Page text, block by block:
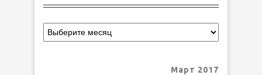
Март 2017